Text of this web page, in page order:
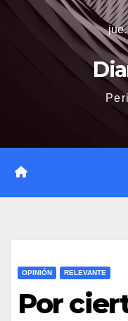
jue.
OPINIÓN RELEVANTE
Por